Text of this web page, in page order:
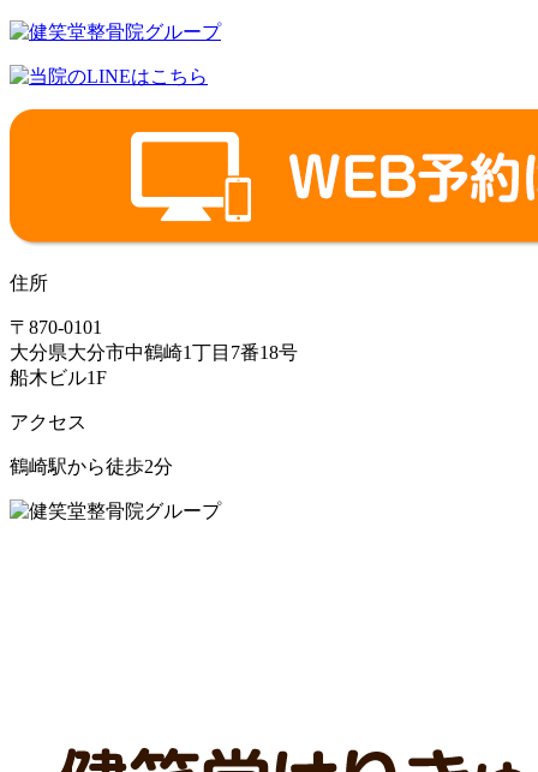
住所
〒870-0101
大分県大分市中鶴崎1丁目7番18号
船木ビル1F
アクセス
鶴崎駅から徒歩2分